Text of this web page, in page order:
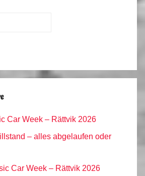
Car Week – Rättvik 2026
– alles abgelaufen oder
Car Week – Rättvik 2026